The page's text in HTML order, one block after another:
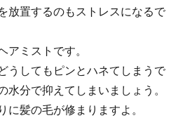
放置するのもストレスになるで
アミストです。
うしてもピンとハネてしまうで
水分で抑えてしまいましょう。
に髪の毛が修まりますよ。